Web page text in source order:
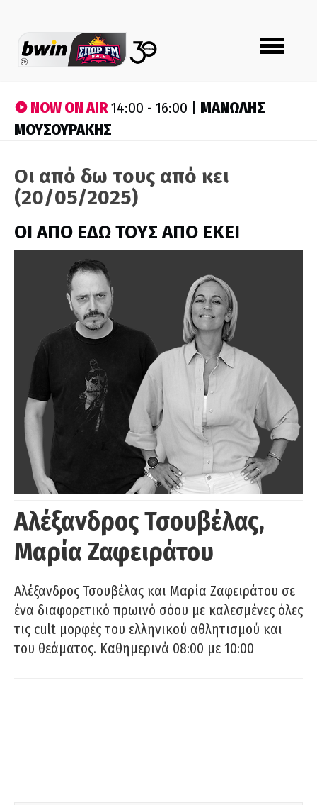
Toggle
navigation
NOW ON AIR14:00 - 16:00 | ΜΑΝΩΛΗΣ
ΜΟΥΣΟΥΡΑΚΗΣ
Οι από δω τους από κει
(20/05/2025)
ΟΙ ΑΠΟ ΕΔΩ ΤΟΥΣ ΑΠΟ ΕΚΕΙ
Αλέξανδρος Τσουβέλας,
Μαρία Ζαφειράτου
Αλέξανδρος Τσουβέλας και Μαρία Ζαφειράτου σε
ένα διαφορετικό πρωινό σόου με καλεσμένες όλες
τις cult μορφές του ελληνικού αθλητισμού και
του θεάματος. Καθημερινά 08:00 με 10:00